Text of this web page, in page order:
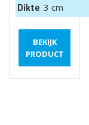
Dikte 3 cm
BEKIJK
PRODUCT